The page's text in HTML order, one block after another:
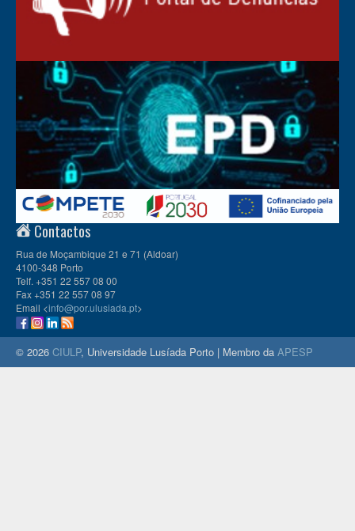
Contactos
Rua de Moçambique 21 e 71 (Aldoar)
4100-348 Porto
Telf. +351 22 557 08 00
Fax +351 22 557 08 97
Email <info@por.ulusiada.pt>
© 2026 CIULP, Universidade Lusíada Porto | Membro da APESP